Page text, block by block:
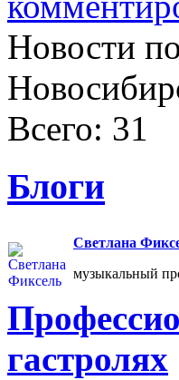
Новости
Всего: 31
Блоги
Светлана
музыкальный
гастролях